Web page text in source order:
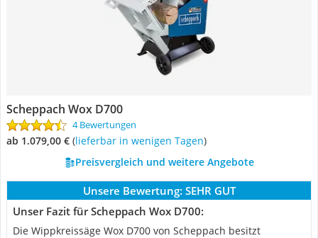
Scheppach Wox D700
4 Bewertungen
ab 1.079,00 € ( Lieferbar in wenigen Tagen)
Preisvergleich und weitere Angebote
Unsere Bewertung: SEHR GUT
Unser Fazit für Scheppach Wox D700:
Die Wippkreissäge Wox D700 von Scheppach besitzt